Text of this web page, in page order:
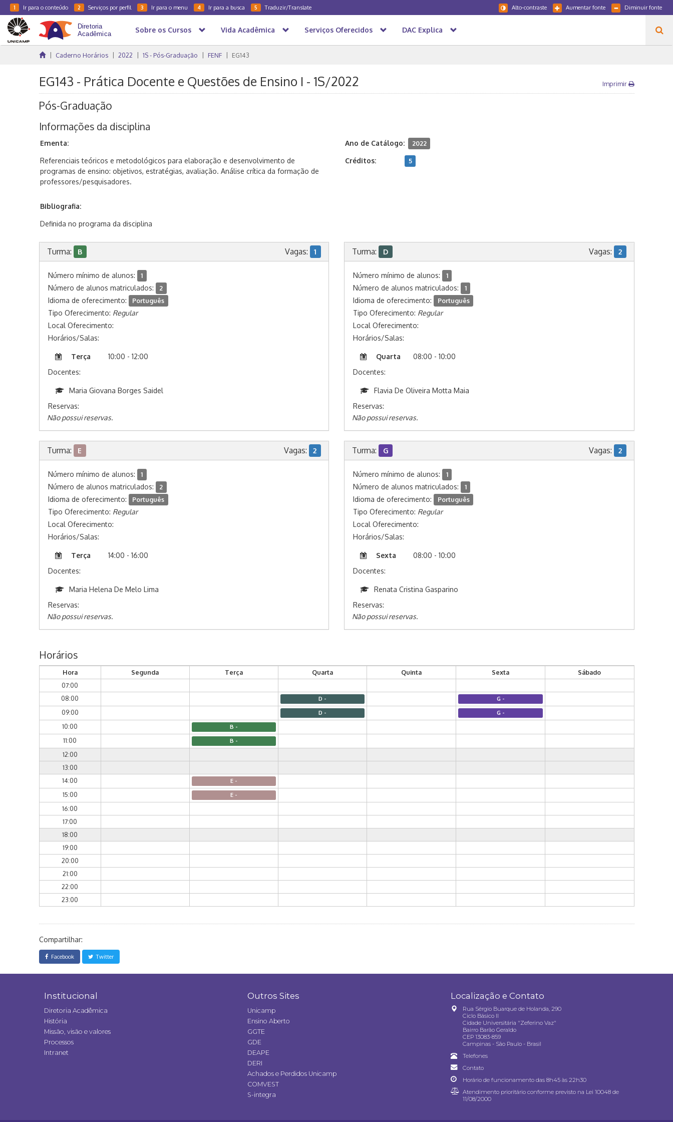
1 Ir para o conteúdo 2 Serviços por perfil 3 Ir para o menu 4 Ir para a busca 5 Traduzir/Translate Diminuir fonte
Aumentar fonte
Alto-contraste
Sobre os Cursos Vida Acadêmica Serviços Oferecidos DAC Explica
Caderno Horários 2022 1S - Pós-Graduação FENF EG143
EG143 - Prática Docente e Questões de Ensino I - 1S/2022 Imprimir
Pós-Graduação
Informações da disciplina
Ementa:
Referenciais teóricos e metodológicos para elaboração e desenvolvimento de
programas de ensino: objetivos, estratégias, avaliação. Análise crítica da formação de
professores/pesquisadores.
Bibliografia:
Definida no programa da disciplina
Ano de Catálogo: 2022
Créditos: 5
Turma: B Vagas: 1
Número mínimo de alunos: 1
Número de alunos matriculados: 2
Idioma de oferecimento: Português
Tipo Oferecimento: Regular
Local Oferecimento:
Horários/Salas:
Terça
10:00 - 12:00
Docentes:
Maria Giovana Borges Saidel
Reservas:
Não possui reservas.
Turma: D Vagas: 2
Número mínimo de alunos: 1
Número de alunos matriculados: 1
Idioma de oferecimento: Português
Tipo Oferecimento: Regular
Local Oferecimento:
Horários/Salas:
Quarta
08:00 - 10:00
Docentes:
Flavia De Oliveira Motta Maia
Reservas:
Não possui reservas.
Turma: E Vagas: 2
Número mínimo de alunos: 1
Número de alunos matriculados: 2
Idioma de oferecimento: Português
Tipo Oferecimento: Regular
Local Oferecimento:
Horários/Salas:
Terça
14:00 - 16:00
Docentes:
Maria Helena De Melo Lima
Reservas:
Não possui reservas.
Turma: G Vagas: 2
Número mínimo de alunos: 1
Número de alunos matriculados: 1
Idioma de oferecimento: Português
Tipo Oferecimento: Regular
Local Oferecimento:
Horários/Salas:
Sexta
08:00 - 10:00
Docentes:
Renata Cristina Gasparino
Reservas:
Não possui reservas.
Horários
Hora Segunda Terça Quarta Quinta Sexta
Sábado
07:00
08:00
D - G -
09:00 D - G -
10:00 B -
11:00 B -
12:00
13:00
14:00
E -
15:00 E -
16:00
17:00
18:00
19:00
20:00
21:00
22:00
23:00
Compartilhar:
Facebook Twitter
Institucional
Diretoria Acadêmica
História
Missão, visão e valores
Processos
Intranet
Outros Sites
Unicamp
Ensino Aberto
GGTE
GDE
DEAPE
DERI
Achados e Perdidos Unicamp
COMVEST
S-integra
Localização e Contato
Rua Sérgio Buarque de Holanda, 290
Ciclo Básico II
Cidade Universitária "Zeferino Vaz"
Bairro Barão Geraldo
CEP 13083-859
Campinas - São Paulo - Brasil
Telefones
Contato
Horário de funcionamento das 8h45 às 22h30
Atendimento prioritário conforme previsto na Lei 10048 de
11/08/2000